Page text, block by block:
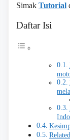
Simak Tutorial
Daftar Isi